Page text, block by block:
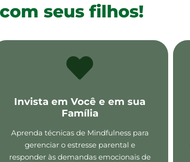
seus filhos!
Invista em Você e em sua
Família
Aprenda técnicas de Mindfulness para
gerenciar o estresse parental e
responder às demandas emocionais de